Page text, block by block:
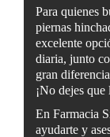
Para quienes
piernas
excelente
diaria, junto
gran
¡No dejes
En Farmacia
ayudarte y